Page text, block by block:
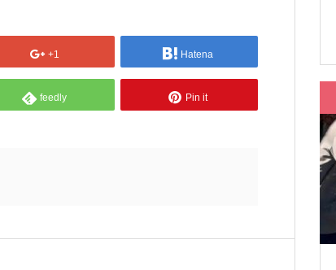
+1 Hatena
feedly Pin it